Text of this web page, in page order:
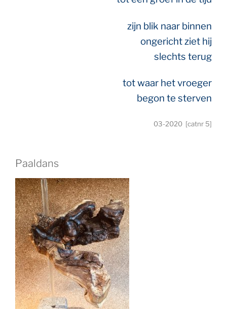
zijn blik naar binnen
ongericht ziet hij
slechts terug
tot waar het vroeger
begon te sterven
03-2020 [catnr 5]
Paaldans